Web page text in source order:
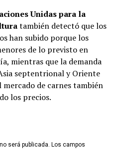
Unidas para la
también detectó que los
han subido porque los
de lo previsto en
mientras que la demanda
septentrional y Oriente
de carnes también
los precios.
será publicada. Los campos